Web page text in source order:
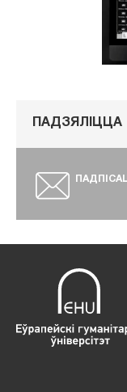
ПАДЗЯЛІЦЦА